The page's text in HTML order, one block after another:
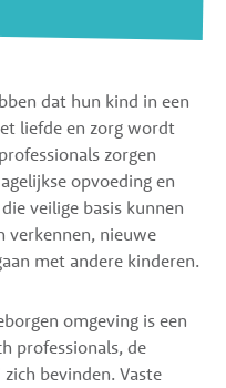
dat hun kind in een
liefde en zorg wordt
zorgen
opvoeding en
veilige basis kunnen
verkennen, nieuwe
met andere kinderen.
omgeving is een
professionals, de
bevinden. Vaste